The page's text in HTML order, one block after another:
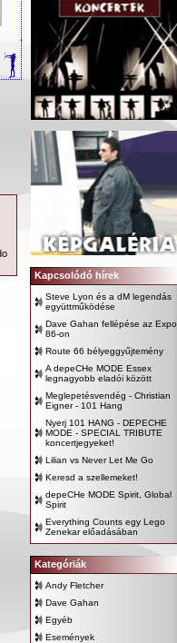
Kapcsolódó hírek
Steve Lyon és a dM legendás
együttműködése
Dave Gahan fellépése az Expo
86-on
Route 66 bélyeggyűjtemény
A depeCHe MODE Essex
legnagyobb eladói között
Meglepetésvendég - Christian
Eigner - 101 Hang
Nyerj 101 HANG - DEPECHE
MODE - SPECIAL TRIBUTE
koncertjegyeket!
Lilian vs Never Let Me Go
Keresd a szellemeket!
depeCHe MODE Spirit, Global
Spirit
Everything Counts egy Lego
Zenekar előadásában
Kategóriák
Andy Fletcher
Dave Gahan
Egyéb
Események